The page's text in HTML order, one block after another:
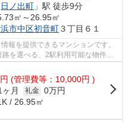
日ノ出町 」駅 徒歩9分
㎡～26.95㎡
市中区初音町３丁目６１
報を提供できるマンションです。
を選べる、2駅利用可能な物件で
円 (管理費等：10,000円 )
ヶ月 礼金 0万円
/ 26.95㎡